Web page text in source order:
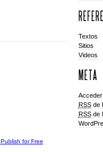
Publish for Free
Textos
Sitios
Videos
META
Acceder
RSSde
RSSde